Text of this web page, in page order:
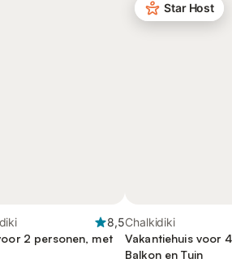
8,5
2 personen, met
Star Host
Chalkidiki
Vakantiehuis voor
Balkon en Tuin